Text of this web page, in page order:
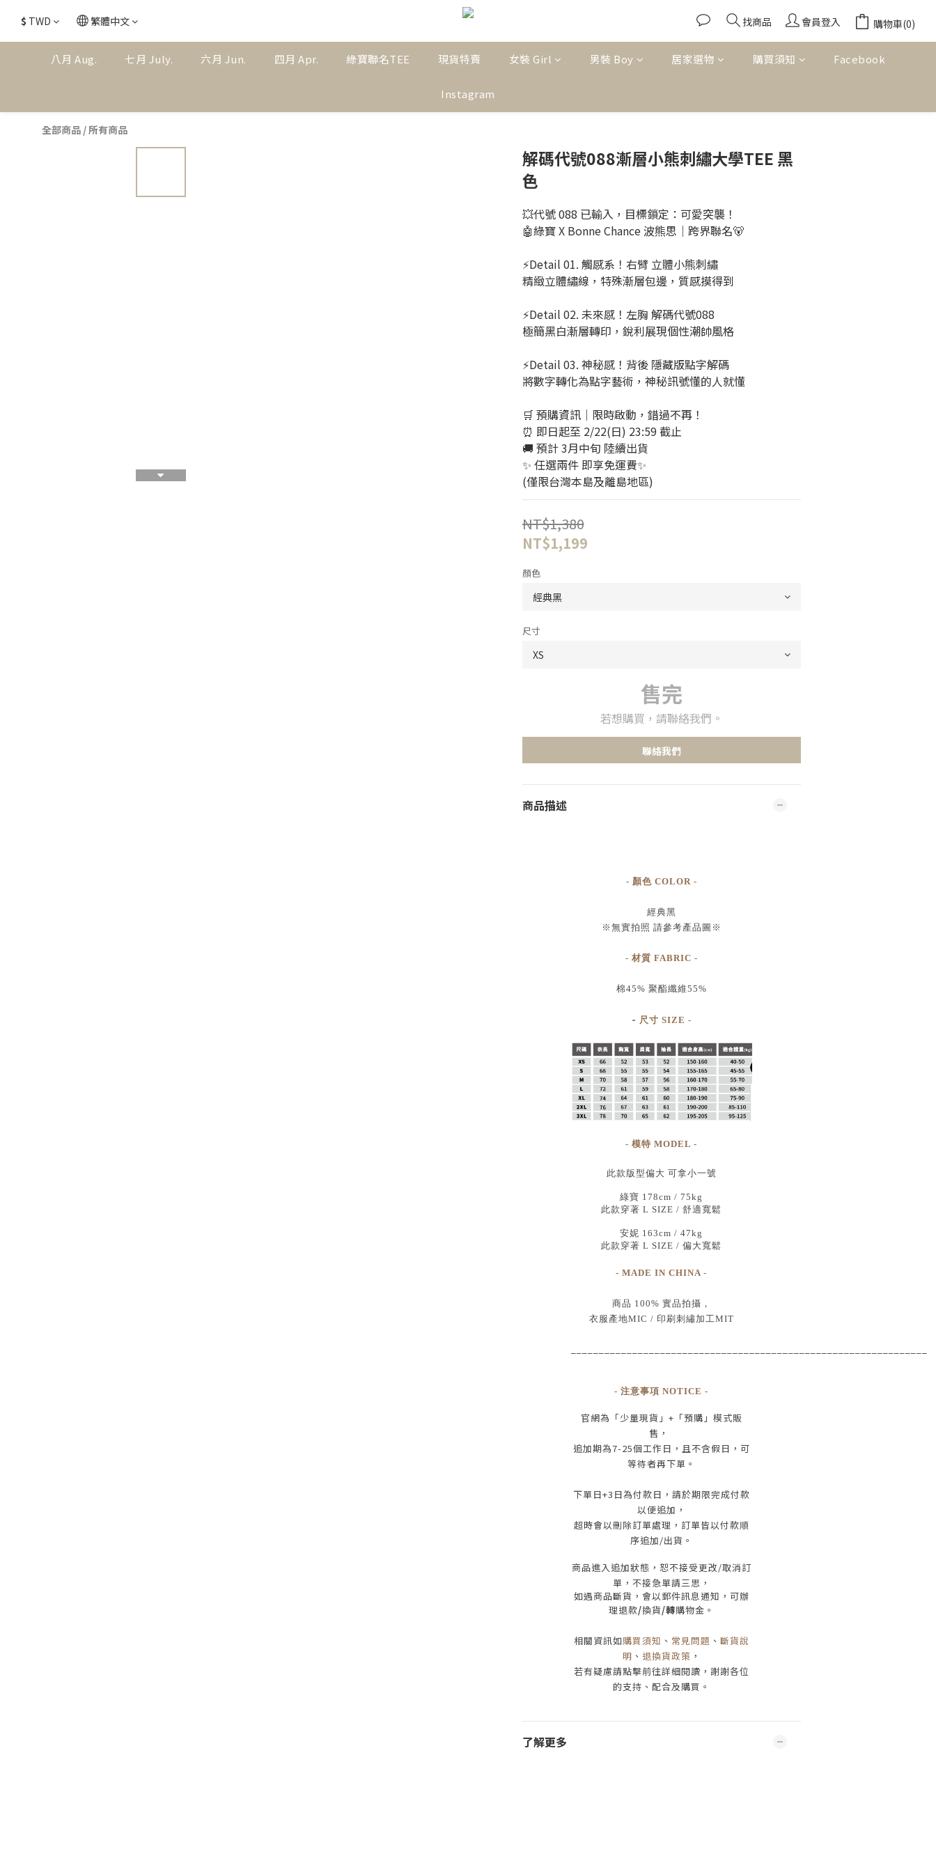
$ TWD 繁體中文 找商品 會員登入 購物車(0)
八月 Aug. 七月 July. 六月 Jun. 四月 Apr. 綠寶聯名TEE 現貨特賣 女裝 Girl 男裝 Boy 居家選物 購買須知 Facebook
Instagram
全部商品 /所有商品
解碼代號088漸層小熊刺繡大學TEE 黑
色
💥代號 088 已輸入，目標鎖定：可愛突襲！
🤖綠寶 X Bonne Chance 波熊思｜跨界聯名🐻
⚡️Detail 01. 觸感系！右臂 立體小熊刺繡
精緻立體繡線，特殊漸層包邊，質感摸得到
⚡️Detail 02. 未來感！左胸 解碼代號088
極簡黑白漸層轉印，銳利展現個性潮帥風格
⚡️Detail 03. 神秘感！背後 隱藏版點字解碼
將數字轉化為點字藝術，神秘訊號懂的人就懂
🛒 預購資訊｜限時啟動，錯過不再！
⏰ 即日起至 2/22(日) 23:59 截止
🚚 預計 3月中旬 陸續出貨
✨ 任選兩件 即享免運費✨
(僅限台灣本島及離島地區)
NT$1,380
NT$1,199
顏色
尺寸
售完
若想購買，請聯絡我們。
聯絡我們
商品描述
- 顏色 COLOR -
經典黑
※無實拍照 請參考產品圖 ※
- 材質 FABRIC -
棉45% 聚酯纖維55%
- 尺寸 SIZE -
- 模特 MODEL -
此款版型偏大 可拿小一號
綠寶 178cm / 75kg
此款穿著 L SIZE / 舒適寬鬆
安妮 163cm / 47kg
此款穿著 L SIZE / 偏大寬鬆
- MADE IN CHINA -
商品 100% 實品拍攝 ，
衣服產地MIC / 印刷刺繡加工MIT
- 注意事項 NOTICE -
官網為 「少量現貨」+ 「預購」模式販
售，
追加期為7-25個工作日 ，且不含假日 ， 可
等待者再下單 。
下單日+3 日為付款日，請於期限完成付款
以便追加，
超時會以刪除訂單處理，訂單皆以付款順
序追加/出貨 。
商品進入追加狀態，恕不接受更改/取消訂
單， 不接急單請三思 ，
如遇商品斷貨，會以郵件訊息通知，可辦
理退款/換貨/轉購物金。
相關資訊如購買須知 、 常見問題 、 斷貨說
明 、 退換貨政策 ，
若有疑慮請點擊前往詳細閱讀，謝謝各位
的支持、配合及購買 。
了解更多